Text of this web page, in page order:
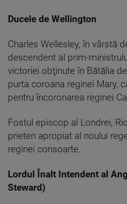
Ducele de Wellington
Charles Wellesley, în vârstă
descendent al prim-
victoriei obţinute în Bătălia
purta coroana reginei Mary,
pentru încoronarea reginei
Fostul episcop al Londrei,
prieten apropiat al noului
reginei consoarte.
Lordul Înalt Intendent al
Steward)